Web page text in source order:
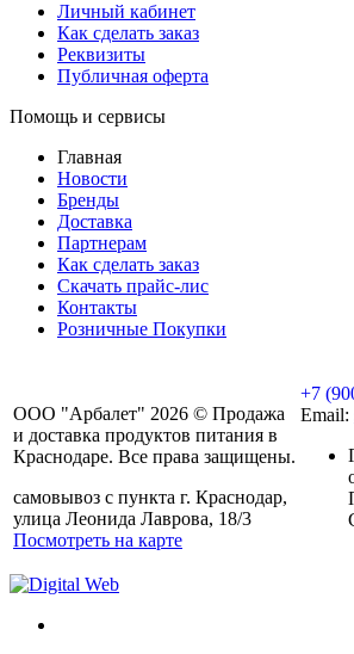
Личный кабинет
Как сделать заказ
Реквизиты
Публичная оферта
Помощь и сервисы
Главная
Новости
Бренды
Доставка
Партнерам
Как сделать заказ
Скачать прайс-лис
Контакты
Розничные Покупки
ООО "Арбалет" 2026 © Продажа
и доставка продуктов питания в
Краснодаре. Все права защищены.
самовывоз с пункта г. Краснодар,
улица Леонида Лаврова, 18/3
Посмотреть на карте
+7
Email: